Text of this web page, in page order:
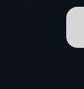
вице-премьеров